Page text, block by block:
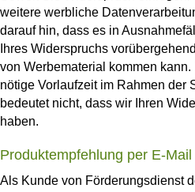
weitere werbliche
darauf hin, dass es in
Ihres Widerspruchs
von Werbematerial kommen
nötige Vorlaufzeit im Rahmen der
bedeutet nicht, dass wir Ihren
haben.
Produktempfehlung per E-Mail
Als Kunde von Förderungsdienst